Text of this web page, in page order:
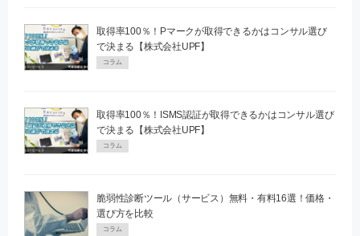
取得率100％！Pマークが取得できるかはコンサル選び
で決まる【株式会社UPF】
コラム
取得率100％！ISMS認証が取得できるかはコンサル選び
で決まる【株式会社UPF】
コラム
脆弱性診断ツール（サービス）無料・有料16選！価格・
選び方を比較
コラム